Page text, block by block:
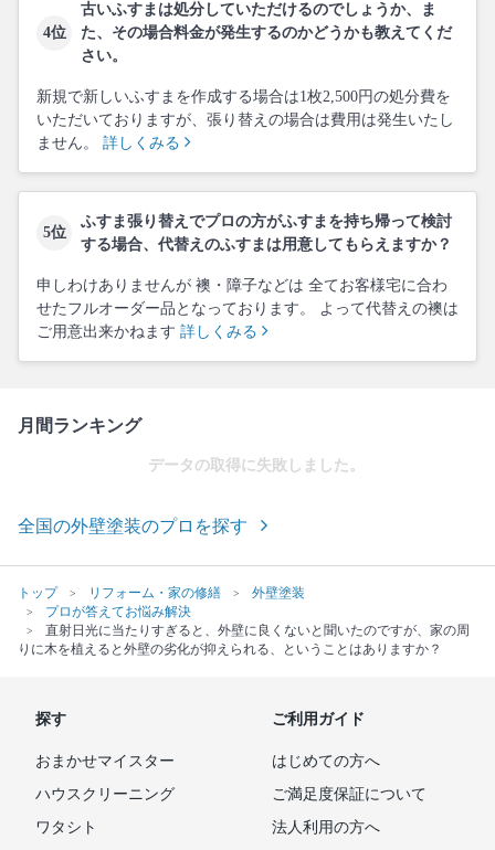
4位
古いふすまは処分していただけるのでしょうか、ま
た、その場合料金が発生するのかどうかも教えてくだ
さい。
新規で新しいふすまを作成する場合は1枚2,500円の処分費を
いただいておりますが、張り替えの場合は費用は発生いたし
ません。 詳しくみる
5位
ふすま張り替えでプロの方がふすまを持ち帰って検討
する場合、代替えのふすまは用意してもらえますか？
申しわけありませんが 襖・障子などは 全てお客様宅に合わ
せたフルオーダー品となっております。 よって代替えの襖は
ご用意出来かねます 詳しくみる
月間ランキング
データの取得に失敗しました。
全国の外壁塗装のプロを探す
トップ リフォーム・家の修繕
外壁塗装
プロが答えてお悩み解決
直射日光に当たりすぎると、外壁に良くないと聞いたのですが、家の周
りに木を植えると外壁の劣化が抑えられる、ということはありますか？
探す
おまかせマイスター
ハウスクリーニング
ワタシト
ご利用ガイド
はじめての方へ
ご満足度保証について
法人利用の方へ